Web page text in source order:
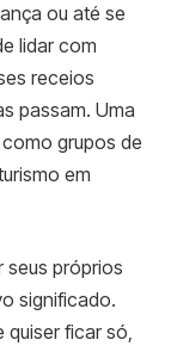
ou até se
lidar com
receios
passam. Uma
grupos de
em
seus próprios
significado.
quiser ficar só,